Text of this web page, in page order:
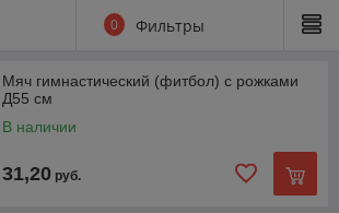
0 Фильтры
Мяч гимнастический (фитбол) с рожками
Д55 см
В наличии
31,20 руб.